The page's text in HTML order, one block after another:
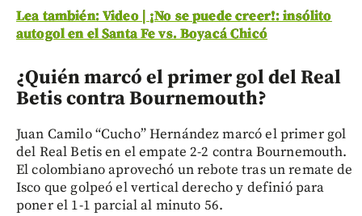
Lea también: Video | ¡No se puede creer!: insólito
autogol en el Santa Fe vs. Boyacá Chicó
¿Quién marcó el primer gol del Real
Betis contra Bournemouth?
Juan Camilo “Cucho” Hernández marcó el primer gol
del Real Betis en el empate 2-2 contra Bournemouth.
El colombiano aprovechó un rebote tras un remate de
Isco que golpeó el vertical derecho y definió para
poner el 1-1 parcial al minuto 56.